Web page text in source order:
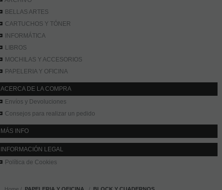
BELLAS ARTES
CARTUCHOS Y TÓNER
INFORMÁTICA
LIBROS
MOCHILAS Y ACCESORIOS
PAPELERIA Y OFICINA
ACERCA DE LA COMPRA
Envíos y Devoluciones
Consejos para realizar un pedido
MÁS INFO
INFORMACIÓN LEGAL
Política de Cookies